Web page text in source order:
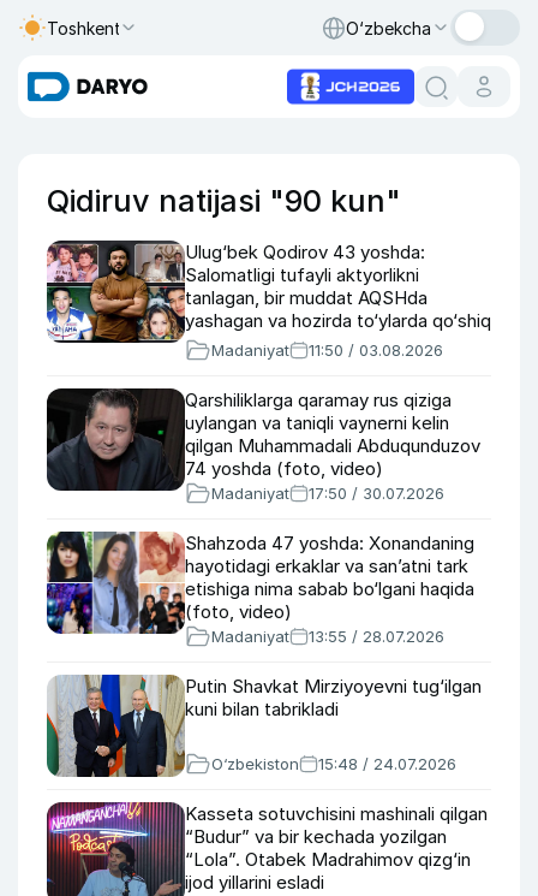
Toshkent O‘zbekcha
Qidiruv natijasi "90 kun"
Ulug‘bek Qodirov 43 yoshda:
Salomatligi tufayli aktyorlikni
tanlagan, bir muddat AQSHda
yashagan va hozirda to‘ylarda qo‘shiq
kuylayotgan aktyor haqida
Madaniyat 11:50 / 03.08.2026
Qarshiliklarga qaramay rus qiziga
uylangan va taniqli vaynerni kelin
qilgan Muhammadali Abduqunduzov
74 yoshda (foto, video)
Madaniyat 17:50 / 30.07.2026
Shahzoda 47 yoshda: Xonandaning
hayotidagi erkaklar va san’atni tark
etishiga nima sabab bo‘lgani haqida
(foto, video)
Madaniyat 13:55 / 28.07.2026
Putin Shavkat Mirziyoyevni tug‘ilgan
kuni bilan tabrikladi
O‘zbekiston 15:48 / 24.07.2026
Kasseta sotuvchisini mashinali qilgan
“Budur” va bir kechada yozilgan
“Lola”. Otabek Madrahimov qizg‘in
ijod yillarini esladi